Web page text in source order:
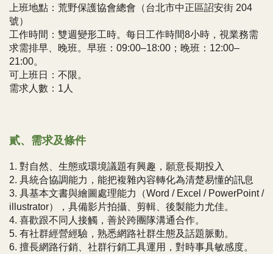
上班地點：荒野保護協會總會（台北市中正區詔安街 204
號）
工作時間：雙週變形工時。每日工作時間8小時，視業務需
求需排早、晚班。早班：09:00–18:00；晚班：12:00–
21:00。
可上班日：不限。
需求人數：1人
貳、需求及條件
1. 對自然、生態或環境議題有興趣，願意長期投入
2. 具統合協調能力，能把複雜內容轉化為清楚易懂的訊息
3. 具基本文書與繪圖處理能力（Word / Excel / PowerPoint /
illustrator），具備影片拍攝、剪輯、後製能力尤佳。
4. 喜歡跟不同人接觸，善於跨團隊溝通合作。
5. 有社群經營經驗，熟悉網路社群生態及話題脈動。
6. 擅長網路行銷、社群行銷工具運用，對時事具敏感度。